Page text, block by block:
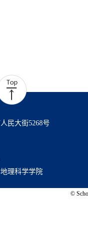
民大街5268号
理科学学院
©